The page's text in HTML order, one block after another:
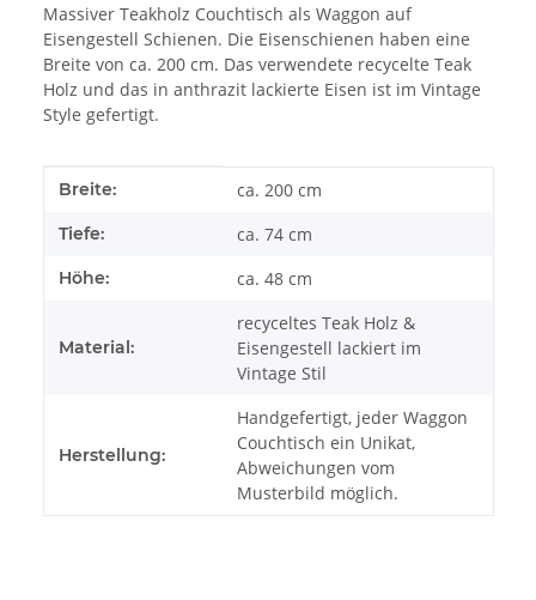
Massiver Teakholz Couchtisch als Waggon auf
Eisengestell Schienen. Die Eisenschienen haben eine
Breite von ca. 200 cm. Das verwendete recycelte Teak
Holz und das in anthrazit lackierte Eisen ist im Vintage
Style gefertigt.
Produkteigenschaft
Wert
Breite: ca. 200 cm
Tiefe: ca. 74 cm
Höhe: ca. 48 cm
Material:
recyceltes Teak Holz &
Eisengestell lackiert im
Vintage Stil
Herstellung:
Handgefertigt, jeder Waggon
Couchtisch ein Unikat,
Abweichungen vom
Musterbild möglich.